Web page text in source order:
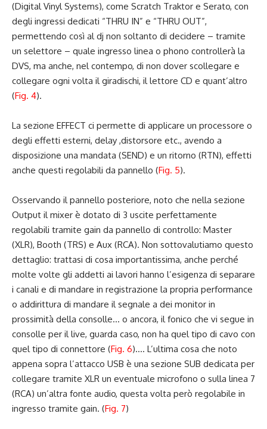
(Digital Vinyl Systems), come Scratch Traktor e Serato, con
degli ingressi dedicati “THRU IN” e “THRU OUT”,
permettendo così al dj non soltanto di decidere – tramite
un selettore – quale ingresso linea o phono controllerà la
DVS, ma anche, nel contempo, di non dover scollegare e
collegare ogni volta il giradischi, il lettore CD e quant’altro
(Fig. 4).
La sezione EFFECT ci permette di applicare un processore o
degli effetti esterni, delay ,distorsore etc., avendo a
disposizione una mandata (SEND) e un ritorno (RTN), effetti
anche questi regolabili da pannello (Fig. 5).
Osservando il pannello posteriore, noto che nella sezione
Output il mixer è dotato di 3 uscite perfettamente
regolabili tramite gain da pannello di controllo: Master
(XLR), Booth (TRS) e Aux (RCA). Non sottovalutiamo questo
dettaglio: trattasi di cosa importantissima, anche perché
molte volte gli addetti ai lavori hanno l’esigenza di separare
i canali e di mandare in registrazione la propria performance
o addirittura di mandare il segnale a dei monitor in
prossimità della consolle… o ancora, il fonico che vi segue in
consolle per il live, guarda caso, non ha quel tipo di cavo con
quel tipo di connettore (Fig. 6)…. L’ultima cosa che noto
appena sopra l’attacco USB è una sezione SUB dedicata per
collegare tramite XLR un eventuale microfono o sulla linea 7
(RCA) un’altra fonte audio, questa volta però regolabile in
ingresso tramite gain. (Fig. 7)